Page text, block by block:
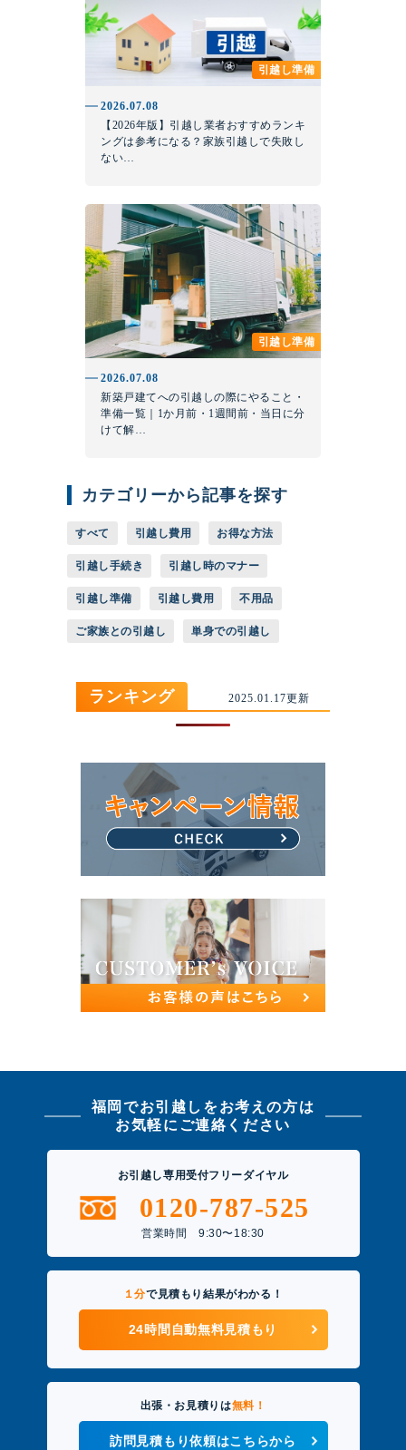
2026.07.08
【2026年版】引越し業者おすすめランキ
ングは参考になる？家族引越しで失敗し
ない…
引越し準備
2026.07.08
新築戸建てへの引越しの際にやること・
準備一覧｜1か月前・1週間前・当日に分
けて解…
引越し準備
カテゴリーから記事を探す
すべて 引越し費用 お得な方法
引越し手続き 引越し時のマナー
引越し準備 引越し費用 不用品
ご家族との引越し 単身での引越し
ランキング 2025.01.17更新
福岡でお引越しをお考えの方は
お気軽にご連絡ください
お引越し専用受付フリーダイヤル
0120-787-525
営業時間 9:30〜18:30
１分で見積もり結果がわかる！
24時間自動無料見積もり
出張・お見積りは無料！
訪問見積もり依頼はこちらから